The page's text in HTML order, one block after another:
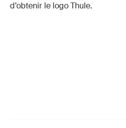
d’obtenir le logo Thule.